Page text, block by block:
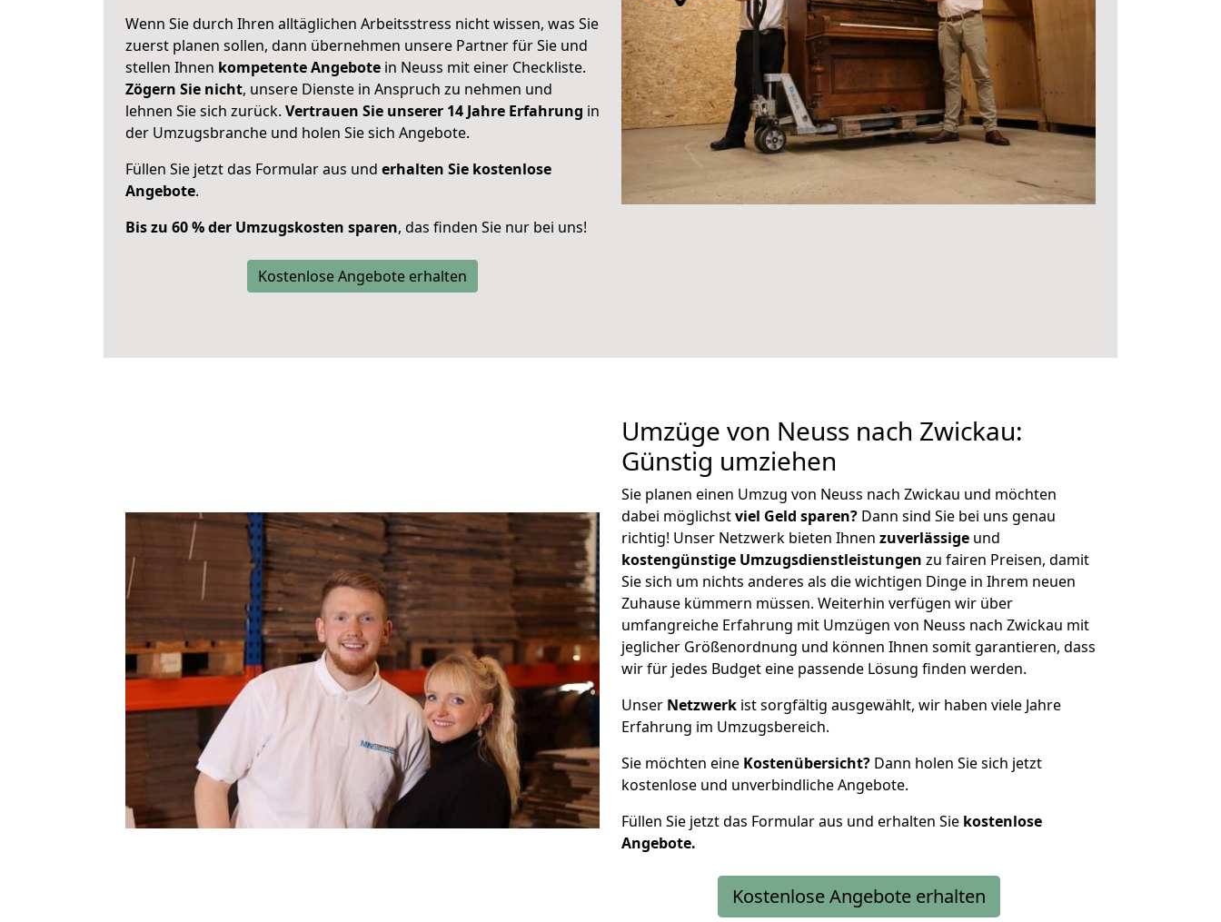
Wenn Sie durch Ihren alltäglichen Arbeitsstress nicht wissen, was Sie
zuerst planen sollen, dann übernehmen unsere Partner für Sie und
stellen Ihnen kompetente Angebote in Neuss mit einer Checkliste.
Zögern Sie nicht, unsere Dienste in Anspruch zu nehmen und
lehnen Sie sich zurück. Vertrauen Sie unserer 14 Jahre Erfahrung in
der Umzugsbranche und holen Sie sich Angebote.
Füllen Sie jetzt das Formular aus und erhalten Sie kostenlose
Angebote.
Bis zu 60 % der Umzugskosten sparen, das finden Sie nur bei uns!
Kostenlose Angebote erhalten
Umzüge von Neuss nach Zwickau:
Günstig umziehen
Sie planen einen Umzug von Neuss nach Zwickau und möchten
dabei möglichstviel Geld sparen? Dann sind Sie bei uns genau
richtig! Unser Netzwerk bieten Ihnen zuverlässige und
kostengünstige Umzugsdienstleistungen zu fairen Preisen, damit
Sie sich um nichts anderes als die wichtigen Dinge in Ihrem neuen
Zuhause kümmern müssen. Weiterhin verfügen wir über
umfangreiche Erfahrung mit Umzügen von Neuss nach Zwickau mit
jeglicher Größenordnung und können Ihnen somit garantieren, dass
wir für jedes Budget eine passende Lösung finden werden.
Unser Netzwerk ist sorgfältig ausgewählt, wir haben viele Jahre
Erfahrung im Umzugsbereich.
Sie möchten eine Kostenübersicht? Dann holen Sie sich jetzt
kostenlose und unverbindliche Angebote.
Füllen Sie jetzt das Formular aus und erhalten Sie kostenlose
Angebote.
Kostenlose Angebote erhalten